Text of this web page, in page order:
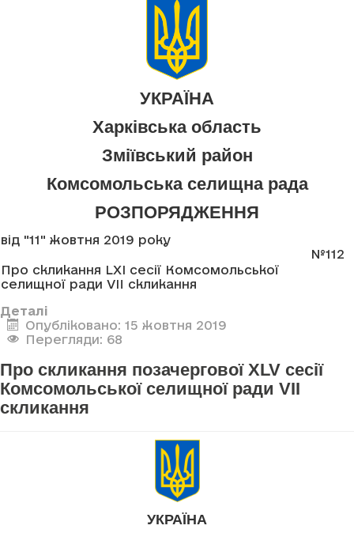
УКРАЇНА
Харківська область
Зміївський район
Комсомольська селищна рада
РОЗПОРЯДЖЕННЯ
від "11" жовтня 2019 року
№112
Про скликання LXI сесії Комсомольської
селищної ради VII скликання
Деталі
Опубліковано: 15 жовтня 2019
Перегляди: 68
Про скликання позачергової XLV сесії
Комсомольської селищної ради VII
скликання
УКРАЇНА